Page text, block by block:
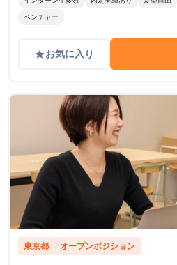
ベンチャー
gradeお気に入り
東京都 オープンポジション